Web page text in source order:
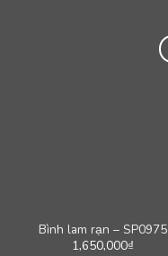
Bình lam rạn – SP0975
1,650,000₫